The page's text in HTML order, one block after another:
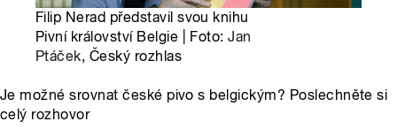
Filip Nerad představil svou knihu
Pivní království Belgie | Foto:Jan
Ptáček, Český rozhlas
Je možné srovnat české pivo s belgickým? Poslechněte si
celý rozhovor